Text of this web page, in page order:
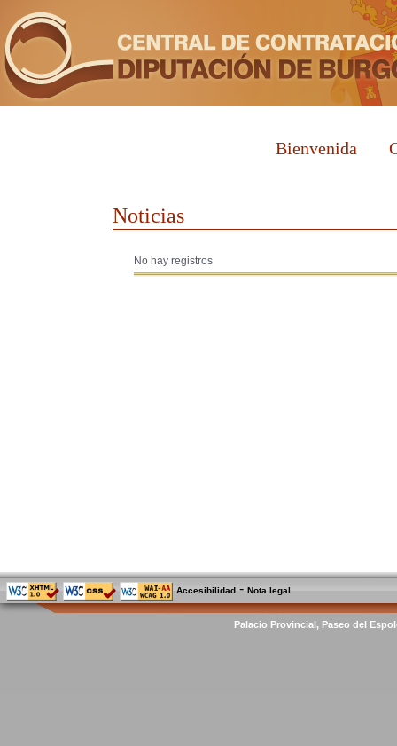
Bienvenida
Noticias
No hay registros
Accesibilidad -Nota legal
Palacio Provincial, Paseo del